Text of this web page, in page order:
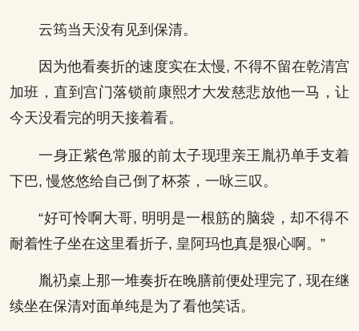
云筠当天没有见到保清。
因为他看奏折的速度实在太慢, 不得不留在乾清宫
加班，直到宫门落锁前康熙才大发慈悲放他一马，让
今天没看完的明天接着看。
一身正紫色常服的前太子现理亲王胤礽单手支着
下巴, 慢悠悠给自己倒了杯茶，一咏三叹。
“好可怜啊大哥, 明明是一根筋的脑袋，却不得不
耐着性子坐在这里看折子, 皇阿玛也真是狠心啊。”
胤礽桌上那一堆奏折在晚膳前便处理完了, 现在继
续坐在保清对面单纯是为了看他笑话。